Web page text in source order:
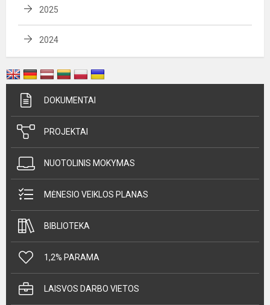
2025
2024
DOKUMENTAI
PROJEKTAI
NUOTOLINIS MOKYMAS
MĖNESIO VEIKLOS PLANAS
BIBLIOTEKA
1,2% PARAMA
LAISVOS DARBO VIETOS